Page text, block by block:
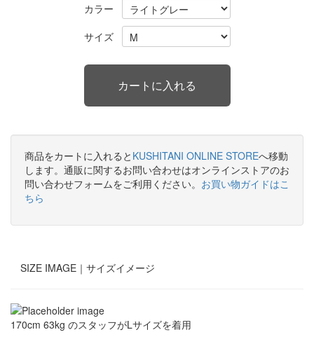
カラー
サイズ
商品をカートに入れると KUSHITANI ONLINE STOREへ移動
します。通販に関するお問い合わせはオンラインストアのお
問い合わせフォームをご利用ください。 お買い物ガイドはこ
ちら
SIZE IMAGE｜ サイズイメージ
170cm 63kg のスタッフがLサイズを着用